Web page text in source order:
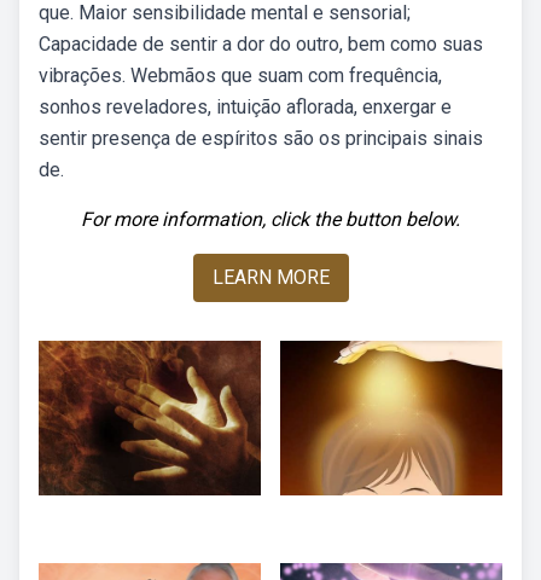
que. Maior sensibilidade mental e sensorial;
Capacidade de sentir a dor do outro, bem como suas
vibrações. Webmãos que suam com frequência,
sonhos reveladores, intuição aflorada, enxergar e
sentir presença de espíritos são os principais sinais
de.
For more information, click the button below.
LEARN MORE